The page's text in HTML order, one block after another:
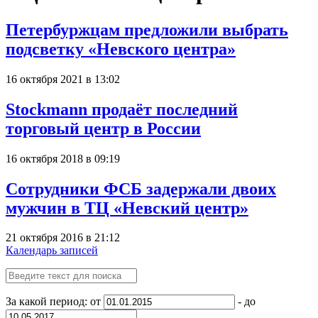
Петербуржцам предложили выбрать
подсветку «Невского центра»
16 октября 2021 в 13:02
Stockmann продаёт последний
торговый центр в России
16 октября 2018 в 09:19
Сотрудники ФСБ задержали двоих
мужчин в ТЦ «Невский центр»
21 октября 2016 в 21:12
Календарь записей
За какой период: от - до